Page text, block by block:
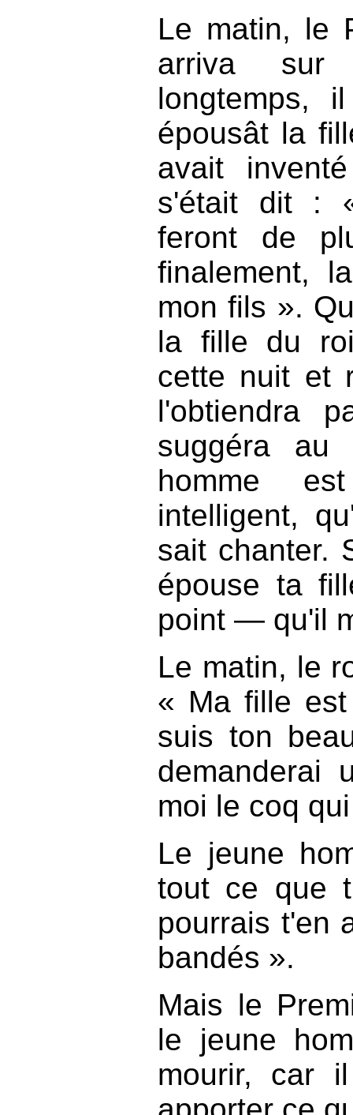
Le matin, le
arriva sur
longtemps,
épousât la
avait
s'était dit :
feront de
finalement,
mon fils ».
la fille du
cette nuit et
l'obtiendra
suggéra
homme
intelligent,
sait chanter.
épouse ta
point — qu'il
Le matin, le
« Ma fille
suis ton
demanderai
moi le coq
Le jeune
tout ce que
pourrais t'en
bandés ».
Mais le
le jeune
mourir, car